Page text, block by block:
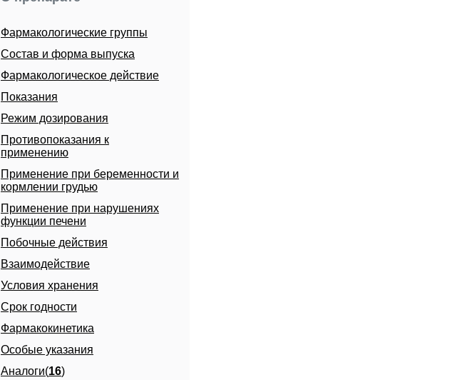
Фармакологические группы
Состав и форма выпуска
Фармакологическое действие
Показания
Режим дозирования
Противопоказания к
применению
Применение при беременности и
кормлении грудью
Применение при нарушениях
функции печени
Побочные действия
Взаимодействие
Условия хранения
Срок годности
Фармакокинетика
Особые указания
Аналоги(16)